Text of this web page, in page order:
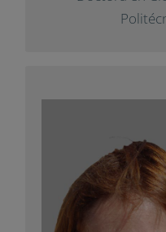
Ha orientado su
la salud y